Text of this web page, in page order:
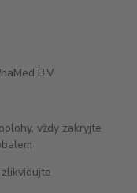
B.V
vždy zakryjte